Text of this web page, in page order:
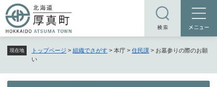
ー
ジ
で
現在地 トップページ > 組織でさがす > 本庁 > 住民課 > お墓参りの際のお願
い